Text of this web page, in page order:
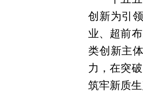
创新为引
业、超前
类创新主
力，在突
筑牢新质